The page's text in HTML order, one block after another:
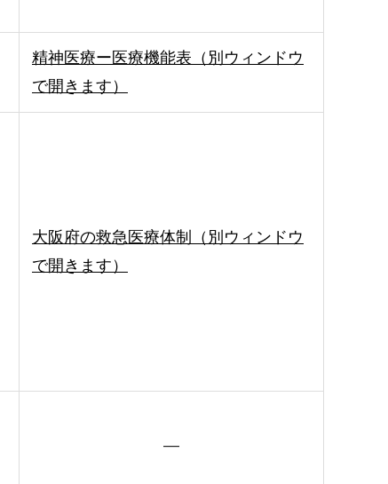
精神医療ー医療機能表（別ウィンドウ
で開きます）
大阪府の救急医療体制（別ウィンドウ
で開きます）
―